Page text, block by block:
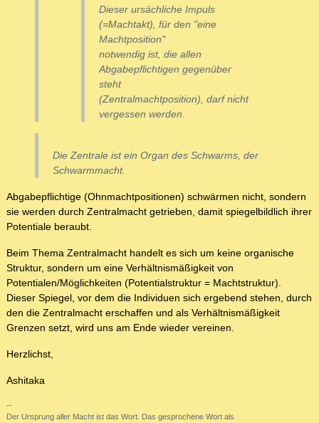
Dieser ursächliche Impuls
(=Machtakt), für den "eine
Machtposition"
notwendig ist, die allen
Abgabepflichtigen gegenüber
steht
(Zentralmachtposition), darf nicht
vergessen werden.
Die Zentrale ist ein Organ des Schwarms, der
Schwarmmacht.
Abgabepflichtige (Ohnmachtpositionen) schwärmen nicht, sondern
sie werden durch Zentralmacht getrieben, damit spiegelbildlich ihrer
Potentiale beraubt.
Beim Thema Zentralmacht handelt es sich um keine organische
Struktur, sondern um eine Verhältnismäßigkeit von
Potentialen/Möglichkeiten (Potentialstruktur = Machtstruktur).
Dieser Spiegel, vor dem die Individuen sich ergebend stehen, durch
den die Zentralmacht erschaffen und als Verhältnismäßigkeit
Grenzen setzt, wird uns am Ende wieder vereinen.
Herzlichst,
Ashitaka
--
Der Ursprung aller Macht ist das Wort. Das gesprochene Wort als